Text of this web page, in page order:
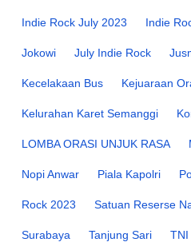
Indie Rock July 2023 Indie
Jokowi July Indie Rock
Kecelakaan Bus Kejuaraan
Kelurahan Karet Semanggi
LOMBA ORASI UNJUK RASA
Nopi Anwar Piala Kapolri
Rock 2023 Satuan Reserse
Surabaya Tanjung Sari TNI